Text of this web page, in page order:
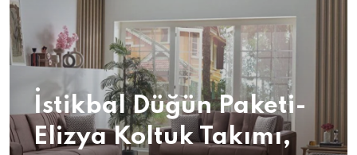
İstikbal Düğün Paketi-
Elizya Koltuk Takımı,